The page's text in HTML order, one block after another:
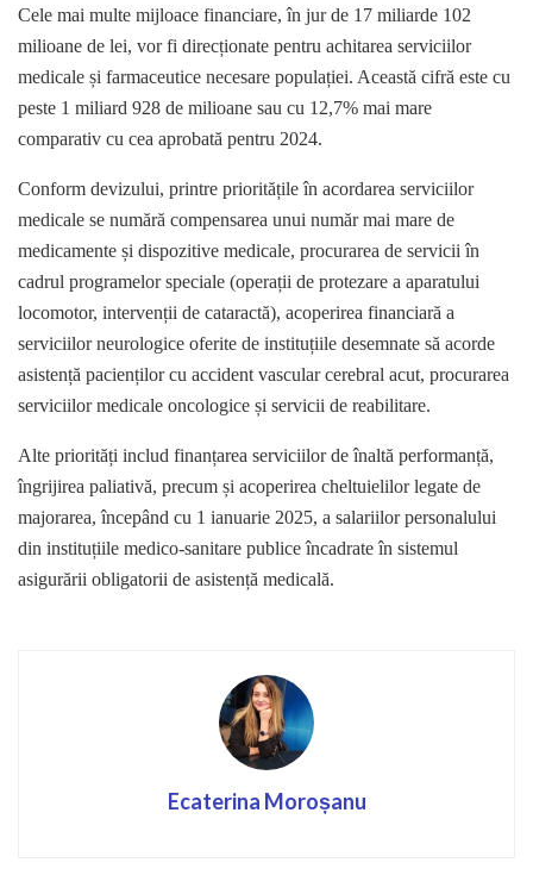
Cele mai multe mijloace financiare, în jur de 17 miliarde 102
milioane de lei, vor fi direcționate pentru achitarea serviciilor
medicale și farmaceutice necesare populației. Această cifră este cu
peste 1 miliard 928 de milioane sau cu 12,7% mai mare
comparativ cu cea aprobată pentru 2024.
Conform devizului, printre prioritățile în acordarea serviciilor
medicale se numără compensarea unui număr mai mare de
medicamente și dispozitive medicale, procurarea de servicii în
cadrul programelor speciale (operații de protezare a aparatului
locomotor, intervenții de cataractă), acoperirea financiară a
serviciilor neurologice oferite de instituțiile desemnate să acorde
asistență pacienților cu accident vascular cerebral acut, procurarea
serviciilor medicale oncologice și servicii de reabilitare.
Alte priorități includ finanțarea serviciilor de înaltă performanță,
îngrijirea paliativă, precum și acoperirea cheltuielilor legate de
majorarea, începând cu 1 ianuarie 2025, a salariilor personalului
din instituțiile medico-sanitare publice încadrate în sistemul
asigurării obligatorii de asistență medicală.
Ecaterina Moroșanu